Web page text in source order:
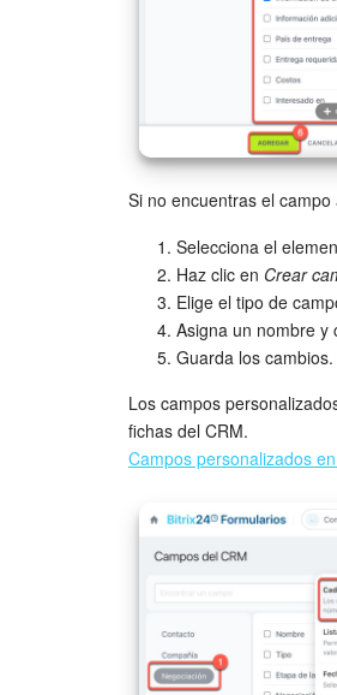
Si no encuentras el
Selecciona el
Haz clic en Crear
Elige el tipo de
Asigna un nombre y
Guarda los cambios.
Los campos
fichas del CRM.
Campos personalizados